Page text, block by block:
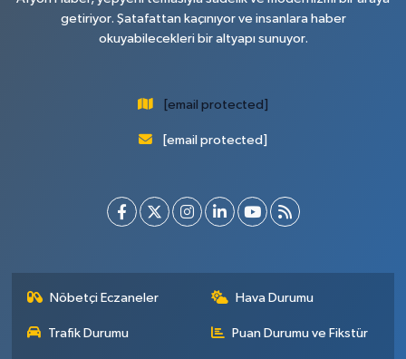
getiriyor. Şatafattan kaçınıyor ve insanlara haber
okuyabilecekleri bir altyapı sunuyor.
[email protected]
[email protected]
Nöbetçi Eczaneler Hava Durumu
Trafik Durumu Puan Durumu ve Fikstür